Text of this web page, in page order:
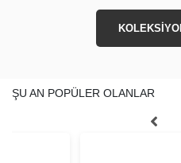
ŞU AN POPÜLER OLANLAR